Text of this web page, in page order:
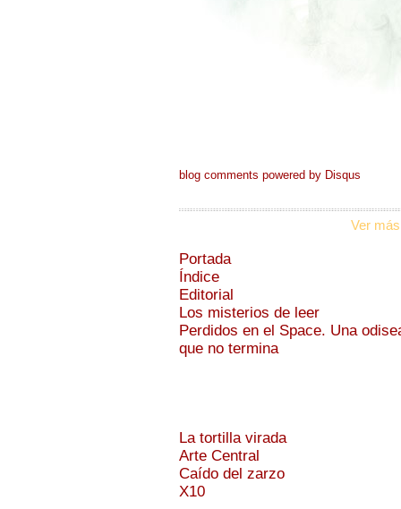
blog comments powered by Disqus
Ver
Portada
Índice
Editorial
Los misterios de leer
Perdidos en el Space. Una
que no termina
La tortilla virada
Arte Central
Caído del zarzo
X10